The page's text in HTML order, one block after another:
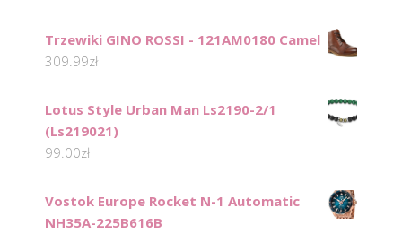
Trzewiki GINO ROSSI - 121AM0180 Camel
309.99zł
Lotus Style Urban Man Ls2190-2/1
(Ls219021)
99.00zł
Vostok Europe Rocket N-1 Automatic
NH35A-225B616B